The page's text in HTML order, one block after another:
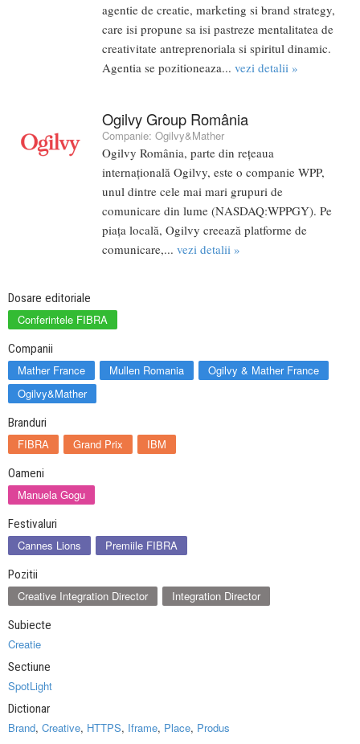
agentie de creatie, marketing si brand strategy,
care isi propune sa isi pastreze mentalitatea de
creativitate antreprenoriala si spiritul dinamic.
Agentia se pozitioneaza... vezi detalii »
Ogilvy Group România
Companie: Ogilvy&Mather
Ogilvy România, parte din rețeaua
internațională Ogilvy, este o companie WPP,
unul dintre cele mai mari grupuri de
comunicare din lume (NASDAQ:WPPGY). Pe
piața locală, Ogilvy creează platforme de
comunicare,... vezi detalii »
Dosare editoriale
Conferintele FIBRA
Companii
Mather France Mullen Romania
Ogilvy & Mather France
Ogilvy&Mather
Branduri
FIBRA Grand Prix IBM
Oameni
Manuela Gogu
Festivaluri
Cannes Lions Premiile FIBRA
Pozitii
Creative Integration Director Integration Director
Subiecte
Creatie
Sectiune
SpotLight
Dictionar
Brand, Creative, HTTPS, Iframe, Place, Produs